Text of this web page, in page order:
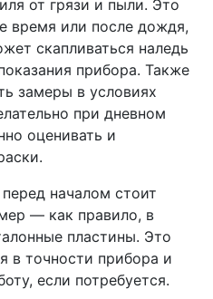
от грязи и пыли. Это
время или после дождя,
скапливаться наледь
прибора. Также
замеры в условиях
при дневном
оценивать и
началом стоит
— как правило, в
пластины. Это
в точности прибора и
если потребуется.